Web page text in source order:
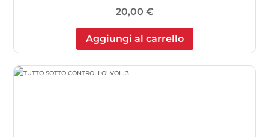
20,00 €
Aggiungi al carrello